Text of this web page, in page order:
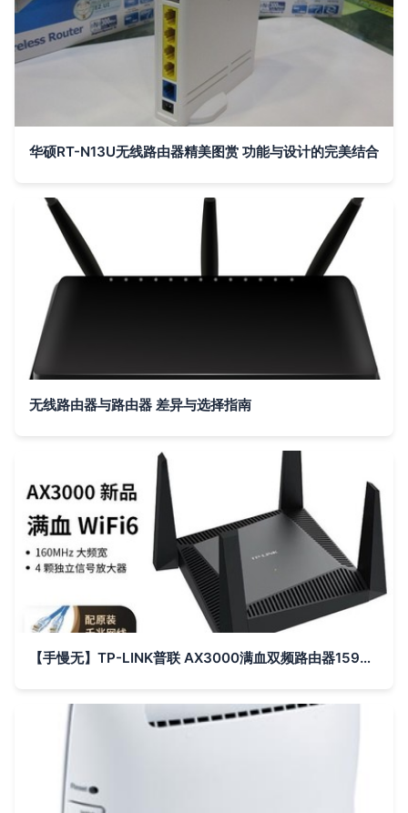
华硕RT-N13U无线路由器精美图赏 功能与设计的完美结合
无线路由器与路由器 差异与选择指南
【手慢无】TP-LINK普联 AX3000满血双频路由器159元清仓 你家还不升级？